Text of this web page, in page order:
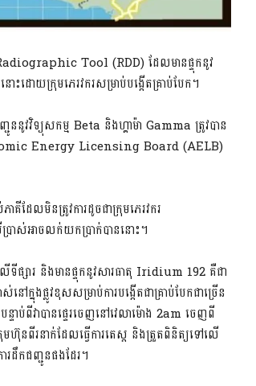
Tool (RDD) ដែលមានផ្ទុកនូវ
ោយក្រុមភេរវករសម្រាប់បង្កើតគ្រាប់បែក។
ននូវវិទ្យុ​សកម្ម Beta និងហ្គាម៉ា Gamma ត្រូវបាន
Energy Licensing Board (AELB)
គីដែល​មិនត្រូវការដូចជាក្រុមភេរវករ
រាស់អាចលក់យកប្រាក់បាននោះ។
ទីផ្សារ និងមានផ្ទុកនូវសារធាតុ Iridium 192 គឺជា
ក្នុងផ្លូវខុសសម្រាប់ការបង្កើតជាគ្រាប់បែកជាច្រើន
ាប់ពីវាបានផ្ទេរចេញនៅវេលាម៉ោង 2am ចេញពី
ពីរនាក់​ដែលធ្វើការតេស្ត និងត្រួតពិនិត្យទៅលើ
រដឹកជញ្ជូនផងដែរ។